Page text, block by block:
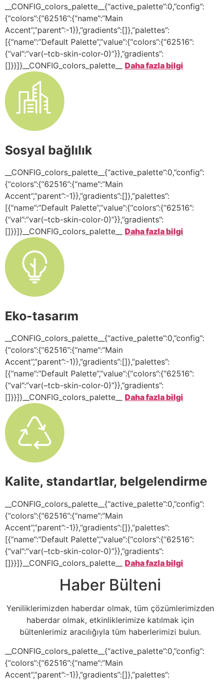
__CONFIG_colors_palette__{“active_palette”:0,”config”:
{“colors”:{“62516”:{“name”:”Main
Accent”,”parent”:-1}},”gradients”:[]},”palettes”:
[{“name”:”Default Palette”,”value”:{“colors”:{“62516”:
{“val”:”var(–tcb-skin-color-0)”}},”gradients”:
[]}}]}__CONFIG_colors_palette__ Daha fazla bilgi
Sosyal bağlılık
__CONFIG_colors_palette__{“active_palette”:0,”config”:
{“colors”:{“62516”:{“name”:”Main
Accent”,”parent”:-1}},”gradients”:[]},”palettes”:
[{“name”:”Default Palette”,”value”:{“colors”:{“62516”:
{“val”:”var(–tcb-skin-color-0)”}},”gradients”:
[]}}]}__CONFIG_colors_palette__ Daha fazla bilgi
Eko-tasarım
__CONFIG_colors_palette__{“active_palette”:0,”config”:
{“colors”:{“62516”:{“name”:”Main
Accent”,”parent”:-1}},”gradients”:[]},”palettes”:
[{“name”:”Default Palette”,”value”:{“colors”:{“62516”:
{“val”:”var(–tcb-skin-color-0)”}},”gradients”:
[]}}]}__CONFIG_colors_palette__ Daha fazla bilgi
Kalite, standartlar, belgelendirme
__CONFIG_colors_palette__{“active_palette”:0,”config”:
{“colors”:{“62516”:{“name”:”Main
Accent”,”parent”:-1}},”gradients”:[]},”palettes”:
[{“name”:”Default Palette”,”value”:{“colors”:{“62516”:
{“val”:”var(–tcb-skin-color-0)”}},”gradients”:
[]}}]}__CONFIG_colors_palette__ Daha fazla bilgi
Haber Bülteni
Yeniliklerimizden haberdar olmak, tüm çözümlerimizden
haberdar olmak, etkinliklerimize katılmak için
bültenlerimiz aracılığıyla tüm haberlerimizi bulun.
__CONFIG_colors_palette__{“active_palette”:0,”config”:
{“colors”:{“62516”:{“name”:”Main
Accent”,”parent”:-1}},”gradients”:[]},”palettes”: